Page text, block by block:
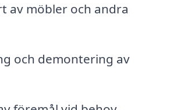
av möbler och andra
och demontering av